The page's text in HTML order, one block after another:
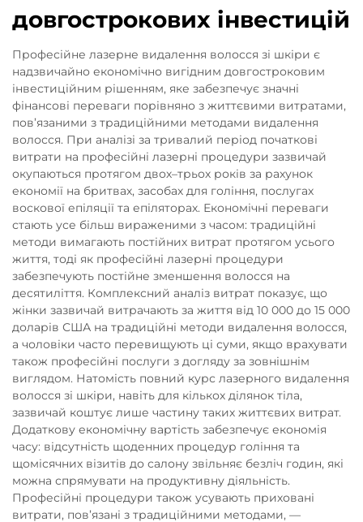
довгострокових інвестицій
Професійне лазерне видалення волосся зі шкіри є
надзвичайно економічно вигідним довгостроковим
інвестиційним рішенням, яке забезпечує значні
фінансові переваги порівняно з життєвими витратами,
пов’язаними з традиційними методами видалення
волосся. При аналізі за тривалий період початкові
витрати на професійні лазерні процедури зазвичай
окупаються протягом двох–трьох років за рахунок
економії на бритвах, засобах для гоління, послугах
воскової епіляції та епіляторах. Економічні переваги
стають усе більш вираженими з часом: традиційні
методи вимагають постійних витрат протягом усього
життя, тоді як професійні лазерні процедури
забезпечують постійне зменшення волосся на
десятиліття. Комплексний аналіз витрат показує, що
жінки зазвичай витрачають за життя від 10 000 до 15 000
доларів США на традиційні методи видалення волосся,
а чоловіки часто перевищують ці суми, якщо врахувати
також професійні послуги з догляду за зовнішнім
виглядом. Натомість повний курс лазерного видалення
волосся зі шкіри, навіть для кількох ділянок тіла,
зазвичай коштує лише частину таких життєвих витрат.
Додаткову економічну вартість забезпечує економія
часу: відсутність щоденних процедур гоління та
щомісячних візитів до салону звільняє безліч годин, які
можна спрямувати на продуктивну діяльність.
Професійні процедури також усувають приховані
витрати, пов’язані з традиційними методами, —